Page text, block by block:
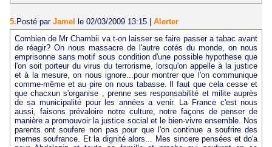
5. Posté par Jamel le 02/03/2009 13:15
Alerter
Combien de Mr Chambii va t-on laisser se faire passer a tabac avant
de réagir? On nous massacre de l'autre cotés du monde, on nous
emprisonne sans motif sous condition d'une possible hypothese que
l'on soit porteur du virus du terrorisme, lorsqu'on appelle à la justice
et à la mesure, on nous ignore...pour montrer que l'on communique
comme-même et au pire on nous tabasse. Il faut que cela cesse et
que chacxun s'organise , prenne ses responsabilité et milite auprès
de sa municipalité pour les années a venir. La France c'est nous
aussi, faisons prévaloire notre culture, notre façons de penser de
manière a promouvoir la justice social et le bien-vivre ensemble. Nos
parents ont soufere non pas pour que l'on continue a soufrire des
memes soufrance. Et la dignité alors... Mes sincere pensées et do'a